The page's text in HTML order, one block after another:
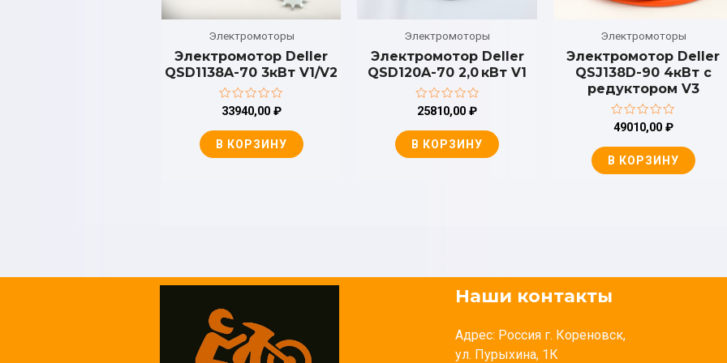
Электромоторы
Электромотор Deller
QSD1138A-70 3кВт V1/V2
Оценка
из
5
33940,00 ₽
В КОРЗИНУ
Электромоторы
Электромотор Deller
QSD120A-70 2,0 кВт V1
Оценка
из
5
25810,00₽
В КОРЗИНУ
Электромоторы
Электромотор Deller
QSJ138D-90 4кВт с
редуктором V3
Оценка
из
5
49010,00 ₽
В КОРЗИНУ
Наши контакты
Адрес: Россия г. Кореновск,
ул. Пурыхина, 1К